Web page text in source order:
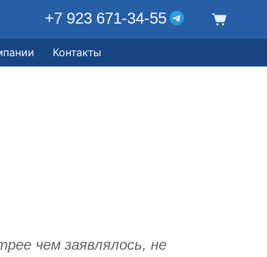
+7 923 671-34-55
Контакты
чем заявлялось, не